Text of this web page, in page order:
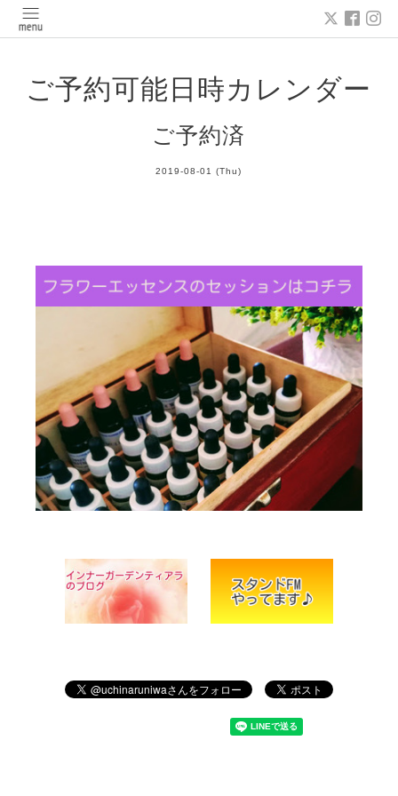
ご予約可能日時カレンダー
ご予約済
2019-08-01 (Thu)